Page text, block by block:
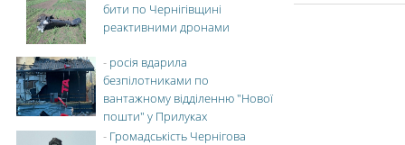
бити по Чернігівщині
реактивними дронами
- росія вдарила
безпілотниками по
вантажному відділенню "Нової
пошти" у Прилуках
- Громадськість Чернігова